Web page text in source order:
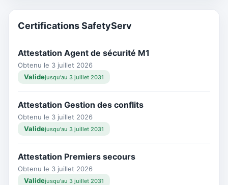
Certifications SafetyServ
Attestation Agent de sécurité M1
Obtenu le 3 juillet 2026
Validejusqu'au 3 juillet 2031
Attestation Gestion des conflits
Obtenu le 3 juillet 2026
Validejusqu'au 3 juillet 2031
Attestation Premiers secours
Obtenu le 3 juillet 2026
Validejusqu'au 3 juillet 2031